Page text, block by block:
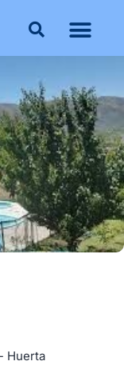
Huerta